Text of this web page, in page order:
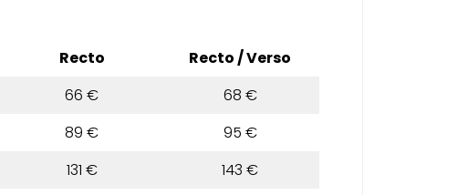
Recto
Recto / Verso
66 €
68 €
89 €
95 €
131 €
143 €